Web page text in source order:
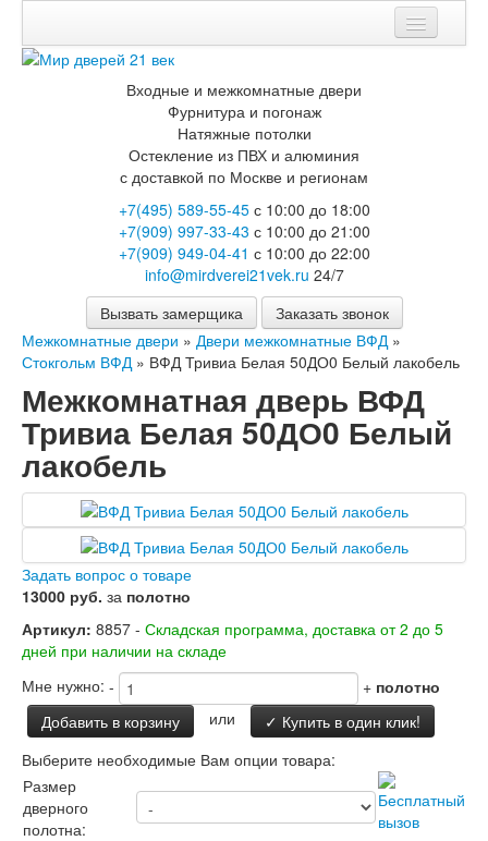
Мои заказы
Корзина
Входные двери
Двери с терморазрывом для улицы
Противопожарные двери
Двери Бункер
Двери Лекс
Двери Рыцарь
Двери Термодор
Арктика
Монолит
Термо
Термо Лацио
Флагман
Электрозамок Смарт
Заводские двери
Двери Лабиринт
Лабиринт Аляска Лайт
Лабиринт Арт
Лабиринт Атлантик
Лабиринт Бетон
Лабиринт Верса
Лабиринт Версаль
Лабиринт Гранд
Лабиринт Дверь двойная тамбурная под
заказ
Лабиринт Имперо
Лабиринт Инфинити
Лабиринт Карбон
Лабиринт Кармина
Входные и межкомнатные двери
Фурнитура и погонаж
Натяжные потолки
Остекление из ПВХ и алюминия
с доставкой по Москве и регионам
+7(495) 589-55-45с 10:00 до 18:00
+7(909) 997-33-43 с 10:00 до 21:00
+7(909) 949-04-41 с 10:00 до 22:00
info@mirdverei21vek.ru 24/7
Вызвать замерщика
Заказать звонок
Межкомнатные двери » Двери межкомнатные ВФД»
Стокгольм ВФД» ВФД Тривиа Белая 50ДО0 Белый лакобель
Межкомнатная дверь ВФД
Тривиа Белая 50ДО0 Белый
лакобель
Задать вопрос о товаре
13000 руб. за полотно
Артикул: 8857 - Складская программа, доставка от 2 до 5
дней при наличии на складе
Мне нужно: - + полотно
Добавить в корзину
или
✓ Купить в один клик!
Выберите необходимые Вам опции товара:
Размер
дверного
полотна: